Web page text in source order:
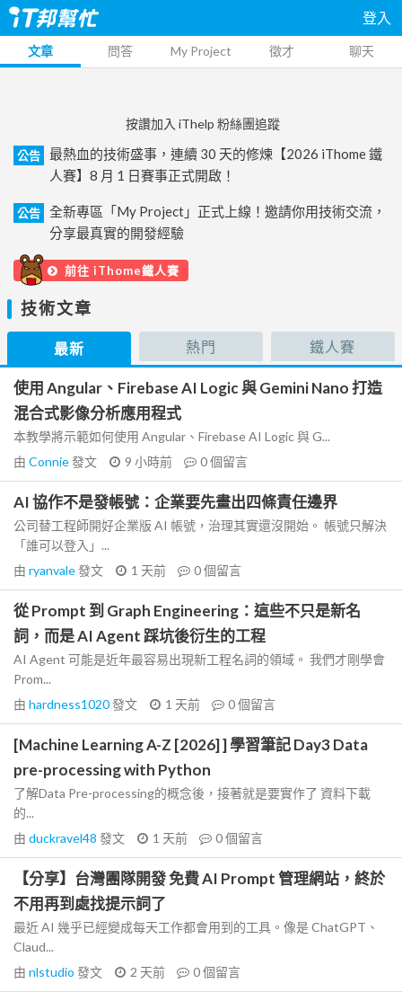
登入
文章 問答 My Project 徵才 聊天
按讚加入 iThelp 粉絲團追蹤
公告
最熱血的技術盛事，連續 30 天的修煉【2026 iThome 鐵
人賽】8 月 1 日賽事正式開啟！
公告
全新專區「My Project」正式上線！邀請你用技術交流，
分享最真實的開發經驗
前往 iThome鐵人賽
技術文章
最新 熱門 鐵人賽
使用 Angular、Firebase AI Logic 與 Gemini Nano 打造
混合式影像分析應用程式
本教學將示範如何使用 Angular、Firebase AI Logic 與 G...
由 Connie發文 9 小時前 0個留言
AI 協作不是發帳號：企業要先畫出四條責任邊界
公司替工程師開好企業版 AI 帳號，治理其實還沒開始。 帳號只解決
「誰可以登入」...
由 ryanvale發文 1 天前 0個留言
從 Prompt 到 Graph Engineering：這些不只是新名
詞，而是 AI Agent 踩坑後衍生的工程
AI Agent 可能是近年最容易出現新工程名詞的領域。 我們才剛學會
Prom...
由 hardness1020發文 1 天前 0個留言
[Machine Learning A-Z [2026] ] 學習筆記 Day3 Data
pre-processing with Python
了解Data Pre-processing的概念後，接著就是要實作了 資料下載
的...
由 duckravel48 發文 1 天前 0個留言
【分享】台灣團隊開發 免費 AI Prompt 管理網站，終於
不用再到處找提示詞了
最近 AI 幾乎已經變成每天工作都會用到的工具。像是 ChatGPT、
Claud...
由 nlstudio 發文 2 天前 0個留言